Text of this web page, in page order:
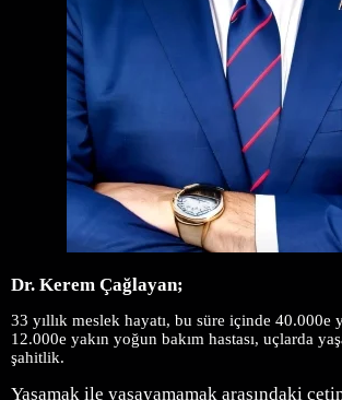
Dr. Kerem Çağlayan;
33 yıllık meslek hayatı, bu süre içinde 40.000e
12.000e yakın yoğun bakım hastası, uçlarda
şahitlik.
Yaşamak ile yaşayamamak arasındaki